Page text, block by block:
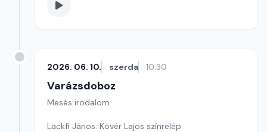
2026. 06. 10. szerda 10:30
Varázsdoboz
Mesés irodalom
Lackfi János: Kövér Lajos színrelép